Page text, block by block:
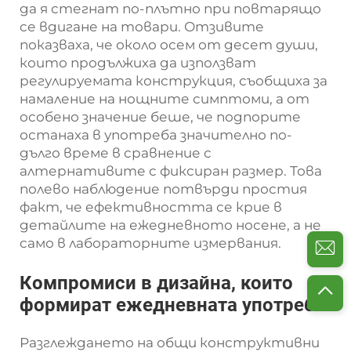
да я стегнат по-плътно при повтарящо
се вдигане на товари. Отзивите
показваха, че около осем от десет души,
които продължиха да използват
регулируемата конструкция, съобщиха за
намаление на нощните симптоми, а от
особено значение беше, че подпорите
останаха в употреба значително по-
дълго време в сравнение с
алтернативите с фиксиран размер. Това
полево наблюдение потвърди простия
факт, че ефективността се крие в
детайлите на ежедневното носене, а не
само в лабораторните измервания.
Компромиси в дизайна, които
формират ежедневната употреба
Разглеждането на общи конструктивни